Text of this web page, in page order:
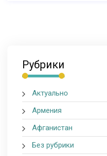
Рубрики
Актуально
Армения
Афганистан
Без рубрики